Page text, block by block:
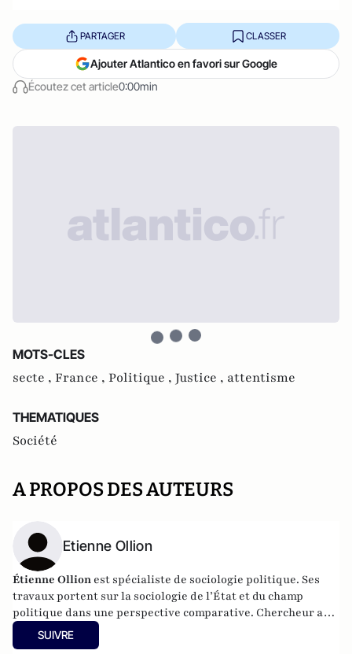
Écoutez cet article0:00min
PARTAGER CLASSER
Ajouter Atlantico en favori sur Google
MOTS-CLES
secte , France , Politique , Justice , attentisme
THEMATIQUES
Société
A PROPOS DES AUTEURS
Etienne Ollion
Étienne Ollion est spécialiste de sociologie politique. Ses
travaux portent sur la sociologie de l’État et du champ
politique dans une perspective comparative. Chercheur au
CNRS (université de Strasbourg), il est régulièrement invité
à enseigner dans différentes universités françaises et
SUIVRE